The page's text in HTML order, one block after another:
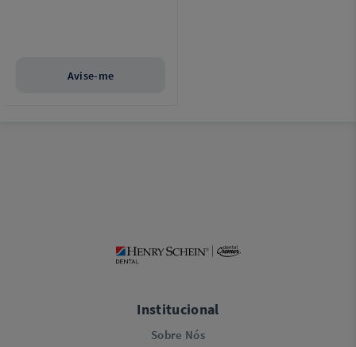
Avise-me
Institucional
Sobre Nós